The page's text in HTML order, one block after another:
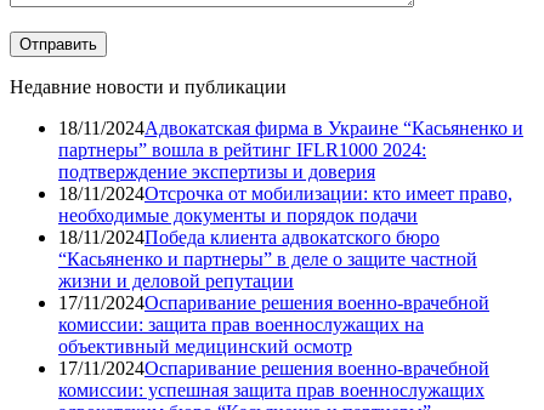
Недавние новости и публикации
18/11/2024Адвокатская фирма в Украине “Касьяненко и
партнеры” вошла в рейтинг IFLR1000 2024:
подтверждение экспертизы и доверия
18/11/2024Отсрочка от мобилизации: кто имеет право,
необходимые документы и порядок подачи
18/11/2024Победа клиента адвокатского бюро
“Касьяненко и партнеры” в деле о защите частной
жизни и деловой репутации
17/11/2024Оспаривание решения военно-врачебной
комиссии: защита прав военнослужащих на
объективный медицинский осмотр
17/11/2024Оспаривание решения военно-врачебной
комиссии: успешная защита прав военнослужащих